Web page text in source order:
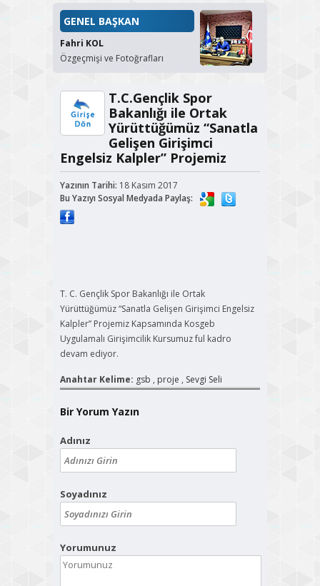
GENEL BAŞKAN
Fahri KOL
Özgeçmişi ve Fotoğrafları
T.C.Gençlik Spor
Bakanlığı ile Ortak
Yürüttüğümüz “Sanatla
Gelişen Girişimci
Engelsiz Kalpler” Projemiz
Yazının Tarihi: 18 Kasım 2017
Bu Yazıyı Sosyal Medyada Paylaş:
T. C. Gençlik Spor Bakanlığı ile Ortak
Yürüttüğümüz “Sanatla Gelişen Girişimci Engelsiz
Kalpler” Projemiz Kapsamında Kosgeb
Uygulamalı Girişimcilik Kursumuz ful kadro
devam ediyor.
Anahtar Kelime: gsb , proje , Sevgi Seli
Bir Yorum Yazın
Adınız
Soyadınız
Yorumunuz